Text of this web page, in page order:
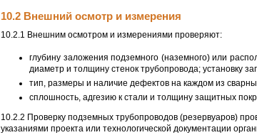
10.2 Внешний осмотр и измерения
10.2.1 Внешним осмотром и измерениями проверяют:
глубину заложения подземного (наземного) или
диаметр и толщину стенок трубопровода; установку
тип, размеры и наличие дефектов на каждом из
сплошность, адгезию к стали и толщину защитных
10.2.2 Проверку подземных трубопроводов (резервуаров)
указаниями проекта или технологической документации